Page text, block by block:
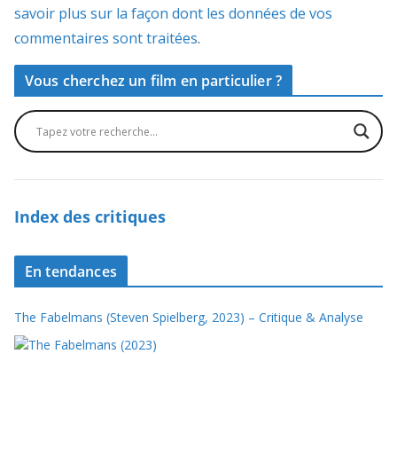
savoir plus sur la façon dont les données de vos
commentaires sont traitées.
Vous cherchez un film en particulier ?
Index des critiques
En tendances
The Fabelmans (Steven Spielberg, 2023) – Critique & Analyse